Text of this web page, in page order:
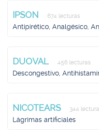
IPSON 674 lecturas
Antipirético, Analgésico,
DUOVAL 456 lecturas
Descongestivo,
NICOTEARS 344
Lágrimas artificiales